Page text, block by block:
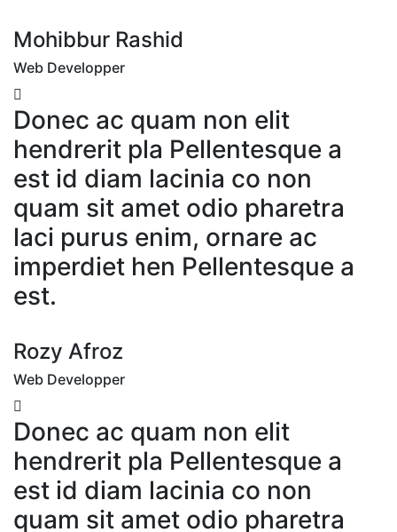
Mohibbur Rashid
Web Developper
Donec ac quam non elit
hendrerit pla Pellentesque a
est id diam lacinia co non
quam sit amet odio pharetra
laci purus enim, ornare ac
imperdiet hen Pellentesque a
est.
Rozy Afroz
Web Developper
Donec ac quam non elit
hendrerit pla Pellentesque a
est id diam lacinia co non
quam sit amet odio pharetra